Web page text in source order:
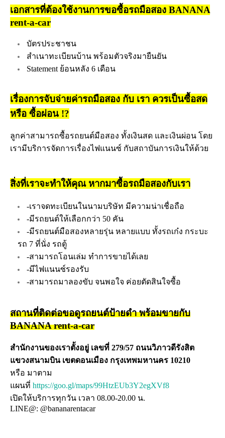
เอกสารที่ต้องใช้งานการขอซื้อรถมือสอง BANANA
rent-a-car
บัตรประชาชน
สำเนาทะเบียนบ้าน พร้อมตัวจริงมายืนยัน
Statement ย้อนหลัง 6 เดือน
เรื่องการจับจ่ายค่ารถมือสอง กับ เรา ควรเป็นซื้อสด
หรือ ซื้อผ่อน !?
ลูกค่าสามารถซื้อรถยนต์มือสอง ทั้งเงินสด และเงินผ่อน โดย
เรามีบริการจัดการเรื่องไฟแนนซ์ กับสถาบันการเงินให้ด้วย
สิ่งที่เราจะทำให้คุณ หากมาซื้อรถมือสองกับเรา
-เราจดทะเบียนในนามบริษัท มีความน่าเชื่อถือ
-มีรถยนต์ให้เลือกกว่า 50 คัน
-มีรถยนต์มือสองหลายรุ่น หลายแบบ ทั้งรถเก๋ง กระบะ
รถ 7 ที่นั่ง รถตู้
-สามารถโอนเล่ม ทำการขายได้เลย
-มีไฟแนนซ์รองรับ
-สามารถมาลองขับ จนพอใจ ค่อยตัดสินใจซื้อ
สถานที่ติดต่อขอดูรถยนต์ป้ายดำ พร้อมขายกับ
BANANA rent-a-car
สำนักงานของเราตั้งอยู่ เลขที่ 279/57 ถนนวิภาวดีรังสิต
แขวงสนามบิน เขตดอนเมือง กรุงเทพมหานคร 10210
หรือ มาตาม
แผนที่ https://goo.gl/maps/99HtzEUb3Y2egXVf8
เปิดให้บริการทุกวัน เวลา 08.00-20.00 น.
LINE@: @bananarentacar